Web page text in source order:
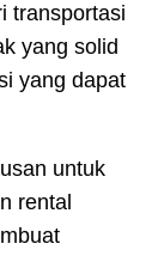
transportasi
yang solid
yang dapat
untuk
rental